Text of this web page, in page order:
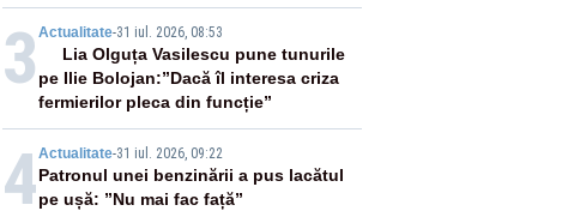
3 Actualitate-31 iul. 2026, 08:53
Lia Olguța Vasilescu pune tunurile
pe Ilie Bolojan:”Dacă îl interesa criza
fermierilor pleca din funcție”
4Actualitate-31 iul. 2026, 09:22
Patronul unei benzinării a pus lacătul
pe ușă: ”Nu mai fac față”